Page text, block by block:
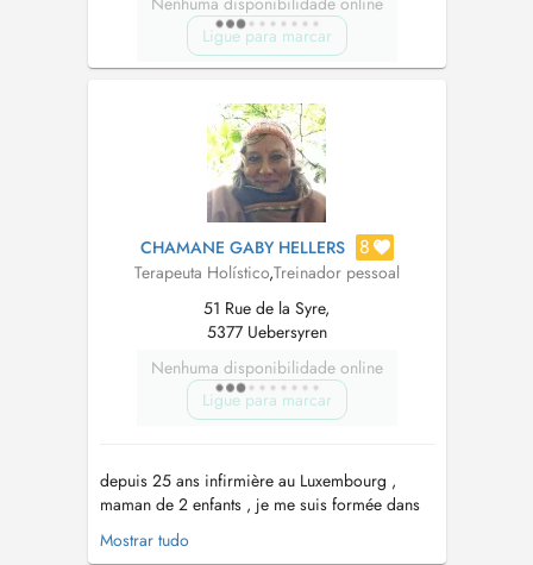
Ligue para marcar
CHAMANE GABY HELLERS 8
Terapeuta Holístico,Treinador pessoal
51 Rue de la Syre,
5377 Uebersyren
Nenhuma disponibilidade online
Ligue para marcar
depuis 25 ans infirmière au Luxembourg ,
maman de 2 enfants , je me suis formée dans
le domaine du bien - être, je vous propose
consultation chamanique, voyage et méditation
Mostrar tudo